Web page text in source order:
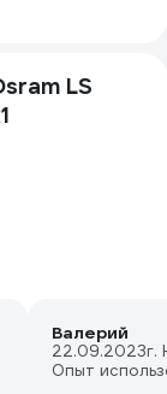
LS
Валерий
22.09.2023г.
Опыт